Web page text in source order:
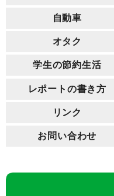
自動車
オタク
学生の節約生活
レポートの書き方
リンク
お問い合わせ